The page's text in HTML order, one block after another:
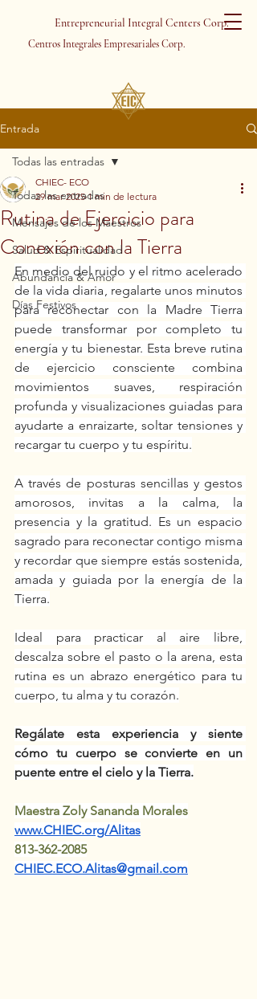
Entrepreneurial Integral Centers Corp.
Centros Integrales Empresariales Corp.
Entrada
Todas las entradas
Mensajes de los Maestros
Salud & Espiritualidad
Abundancia & Amor
Días Festivos
Todas las entradas
Rutina de Ejercicio para
Conexión con la Tierra
CHIEC- ECO
29 mar 2025 1 min de lectura
En medio del ruido y el ritmo acelerado
de la vida diaria, regalarte unos minutos
para reconectar con la Madre Tierra
puede transformar por completo tu
energía y tu bienestar. Esta breve rutina
de ejercicio consciente combina
movimientos suaves, respiración
profunda y visualizaciones guiadas para
ayudarte a enraizarte, soltar tensiones y
recargar tu cuerpo y tu espíritu.
A través de posturas sencillas y gestos
amorosos, invitas a la calma, la
presencia y la gratitud. Es un espacio
sagrado para reconectar contigo misma
y recordar que siempre estás sostenida,
amada y guiada por la energía de la
Tierra.
Ideal para practicar al aire libre,
descalza sobre el pasto o la arena, esta
rutina es un abrazo energético para tu
cuerpo, tu alma y tu corazón.
Regálate esta experiencia y siente
cómo tu cuerpo se convierte en un
puente entre el cielo y la Tierra.
Maestra Zoly Sananda Morales
www.CHIEC.org/Alitas
813-362-2085
CHIEC.ECO.Alitas@gmail.com